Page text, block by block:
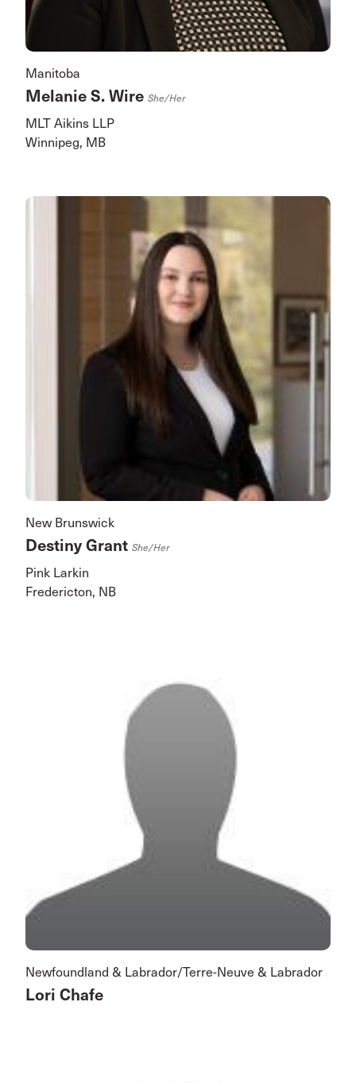
Manitoba
Melanie S. Wire She/her
MLT Aikins LLP
Winnipeg, MB
New Brunswick
Destiny Grant She/her
Pink Larkin
Fredericton, NB
Newfoundland & Labrador/Terre-Neuve & Labrador
Lori Chafe